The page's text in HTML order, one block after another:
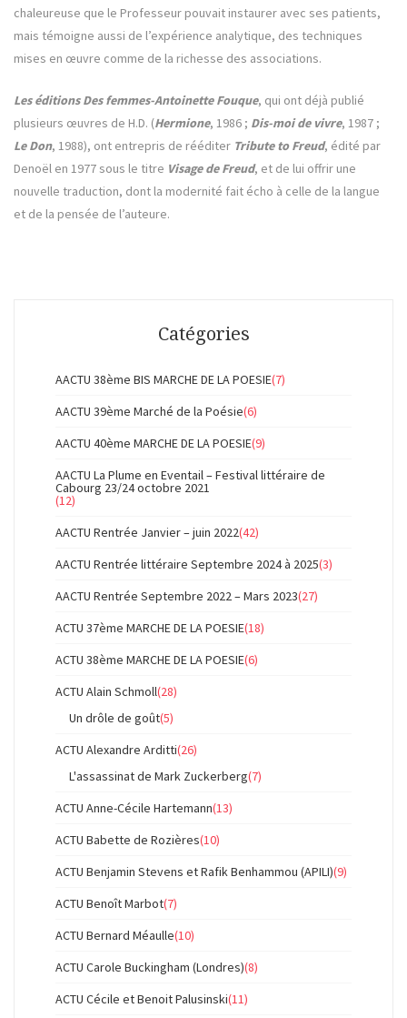
chaleureuse que le Professeur pouvait instaurer avec ses patients,
mais témoigne aussi de l’expérience analytique, des techniques
mises en œuvre comme de la richesse des associations.
Les éditions Des femmes-Antoinette Fouque, qui ont déjà publié
plusieurs œuvres de H.D. (Hermione, 1986 ; Dis-moi de vivre, 1987 ;
Le Don, 1988), ont entrepris de rééditer Tribute to Freud, édité par
Denoël en 1977 sous le titre Visage de Freud, et de lui offrir une
nouvelle traduction, dont la modernité fait écho à celle de la langue
et de la pensée de l’auteure.
Catégories
AACTU 38ème BIS MARCHE DE LA POESIE(7)
AACTU 39ème Marché de la Poésie(6)
AACTU 40ème MARCHE DE LA POESIE(9)
AACTU La Plume en Eventail – Festival littéraire de
Cabourg 23/24 octobre 2021
(12)
AACTU Rentrée Janvier – juin 2022(42)
AACTU Rentrée littéraire Septembre 2024 à 2025(3)
AACTU Rentrée Septembre 2022 – Mars 2023(27)
ACTU 37ème MARCHE DE LA POESIE(18)
ACTU 38ème MARCHE DE LA POESIE(6)
ACTU Alain Schmoll(28)
Un drôle de goût(5)
ACTU Alexandre Arditti(26)
L'assassinat de Mark Zuckerberg(7)
ACTU Anne-Cécile Hartemann(13)
ACTU Babette de Rozières(10)
ACTU Benjamin Stevens et Rafik Benhammou (APILI)(9)
ACTU Benoît Marbot(7)
ACTU Bernard Méaulle(10)
ACTU Carole Buckingham (Londres)(8)
ACTU Cécile et Benoit Palusinski(11)